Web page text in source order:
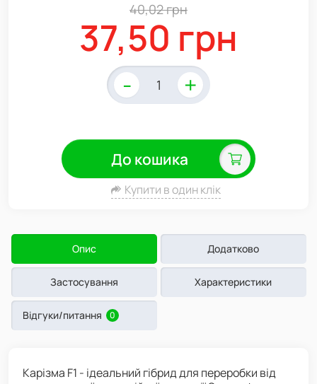
40,02 грн
37,50 грн
- +
До кошика
Купити в один клік
Опис Додатково
Застосування Характеристики
Відгуки/питання 0
Карізма F1 - ідеальний гібрид для переробки від